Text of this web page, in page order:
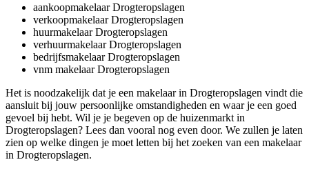
aankoopmakelaar Drogteropslagen
verkoopmakelaar Drogteropslagen
huurmakelaar Drogteropslagen
verhuurmakelaar Drogteropslagen
bedrijfsmakelaar Drogteropslagen
vnm makelaar Drogteropslagen
Het is noodzakelijk dat je een makelaar in Drogteropslagen vindt die
aansluit bij jouw persoonlijke omstandigheden en waar je een goed
gevoel bij hebt. Wil je je begeven op de huizenmarkt in
Drogteropslagen? Lees dan vooral nog even door. We zullen je laten
zien op welke dingen je moet letten bij het zoeken van een makelaar
in Drogteropslagen.